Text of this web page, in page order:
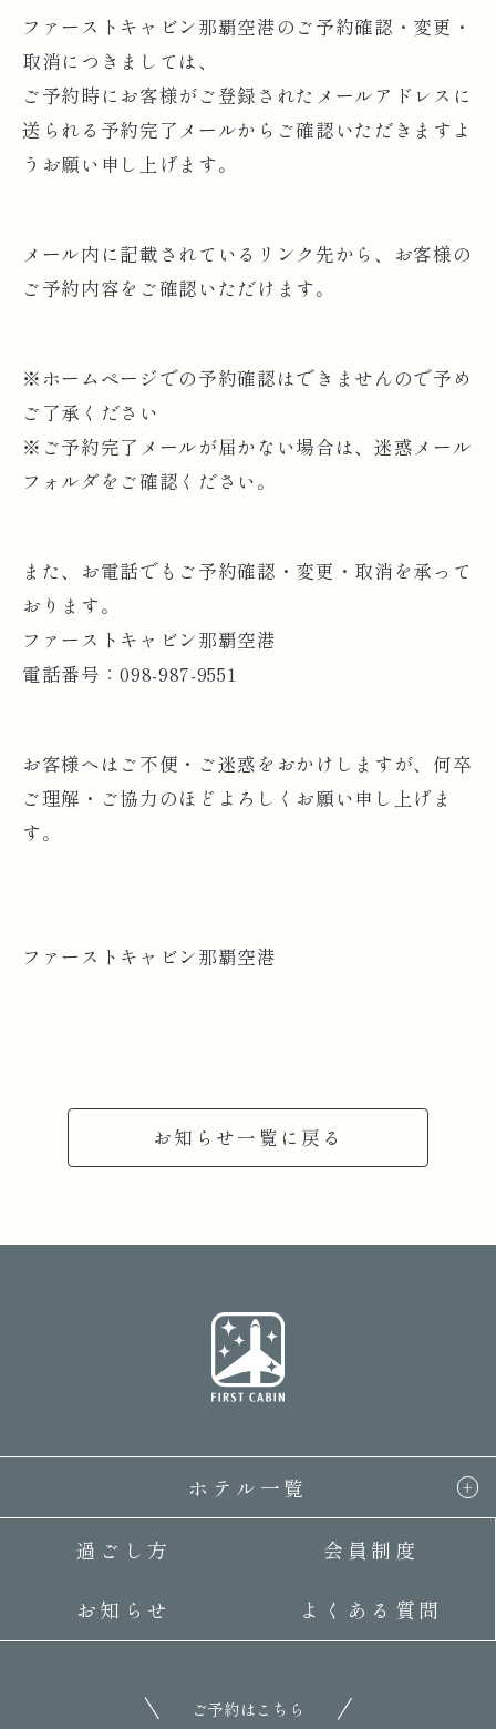
ファーストキャビン那覇空港のご予約確認・変更・
取消につきましては、
ご予約時にお客様がご登録されたメールアドレスに
送られる予約完了メールからご確認いただきますよ
うお願い申し上げます。
メール内に記載されているリンク先から、お客様の
ご予約内容をご確認いただけます。
※ホームページでの予約確認はできませんので予め
ご了承ください
※ご予約完了メールが届かない場合は、迷惑メール
フォルダをご確認ください。
また、お電話でもご予約確認・変更・取消を承って
おります。
ファーストキャビン那覇空港
電話番号：098-987-9551
お客様へはご不便・ご迷惑をおかけしますが、何卒
ご理解・ご協力のほどよろしくお願い申し上げま
す。
ファーストキャビン那覇空港
お知らせ一覧に戻る
ホテル一覧
過ごし方 会員制度
お知らせ よくある質問
ご予約はこちら